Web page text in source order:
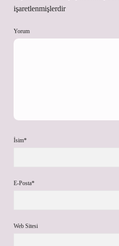
işaretlenmişlerdir
Yorum
İsim*
E-Posta*
Web Sitesi